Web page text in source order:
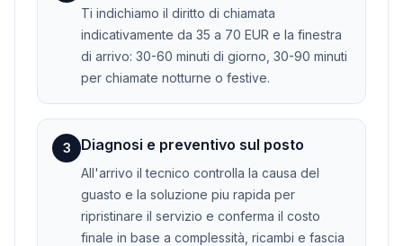
Ti indichiamo il diritto di chiamata
indicativamente da 35 a 70 EUR e la finestra
di arrivo: 30-60 minuti di giorno, 30-90 minuti
per chiamate notturne o festive.
3 Diagnosi e preventivo sul posto
All'arrivo il tecnico controlla la causa del
guasto e la soluzione piu rapida per
ripristinare il servizio e conferma il costo
finale in base a complessità, ricambi e fascia